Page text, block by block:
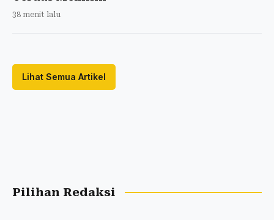
38 menit lalu
Lihat Semua Artikel
Pilihan Redaksi